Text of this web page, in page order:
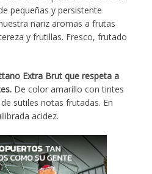
pequeñas y persistente
nariz aromas a frutas
y frutillas. Fresco, frutado
Extra Brut que respeta a
De color amarillo con tintes
sutiles notas frutadas. En
acidez.